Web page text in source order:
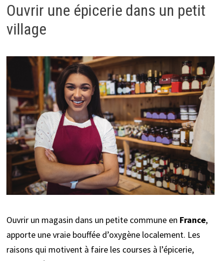
Ouvrir une épicerie dans un petit
village
Ouvrir un magasin dans un petite commune en France,
apporte une vraie bouffée d’oxygène localement. Les
raisons qui motivent à faire les courses à l’épicerie,